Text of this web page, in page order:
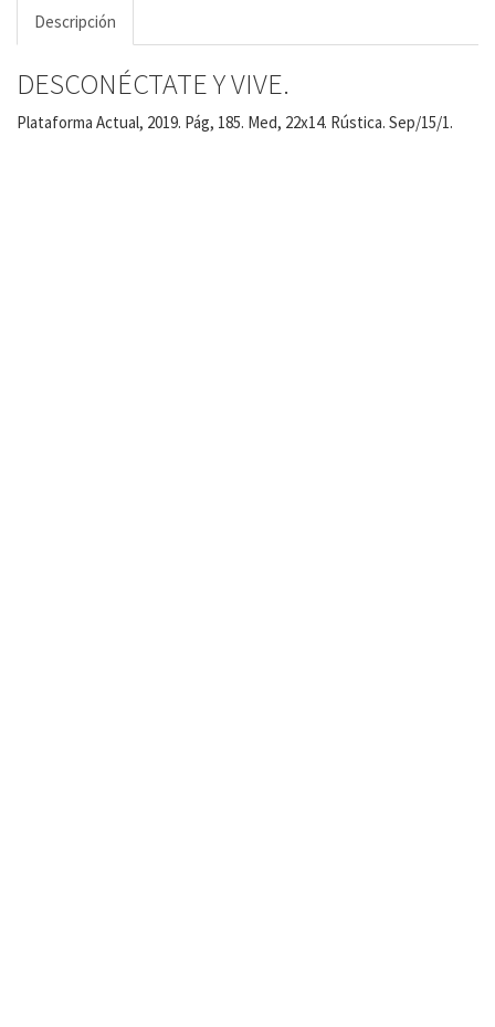
Descripción
DESCONÉCTATE Y VIVE.
Plataforma Actual, 2019. Pág, 185. Med, 22x14. Rústica. Sep/15/1.